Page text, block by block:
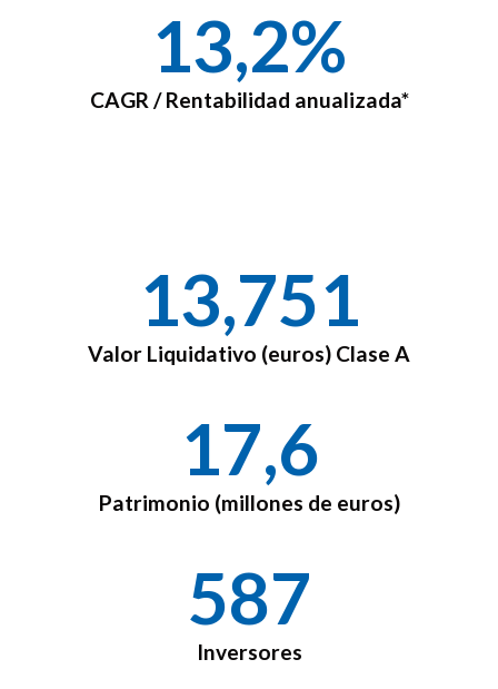
13,2%
CAGR / Rentabilidad anualizada*
13,751
Valor Liquidativo (euros) Clase A
17,7
Patrimonio (millones de euros)
590
Inversores